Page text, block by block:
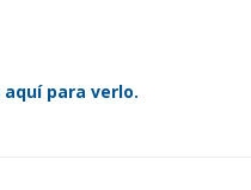
aquí para verlo.